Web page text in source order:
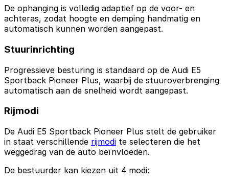
De ophanging is volledig adaptief op de voor- en
achteras, zodat hoogte en demping handmatig en
automatisch kunnen worden aangepast.
Stuurinrichting
Progressieve besturing is standaard op de Audi E5
Sportback Pioneer Plus, waarbij de stuuroverbrenging
automatisch aan de snelheid wordt aangepast.
Rijmodi
De Audi E5 Sportback Pioneer Plus stelt de gebruiker
in staat verschillende rijmodi te selecteren die het
weggedrag van de auto beïnvloeden.
De bestuurder kan kiezen uit 4 modi: